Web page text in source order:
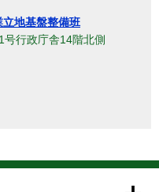
地基盤整備班
号行政庁舎14階北側